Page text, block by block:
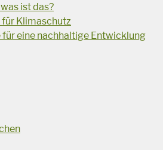
ist das?
Klimaschutz
für eine nachhaltige Entwicklung